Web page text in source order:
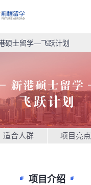
硕士留学—飞跃计划
适合人群 项目亮点
项目介绍